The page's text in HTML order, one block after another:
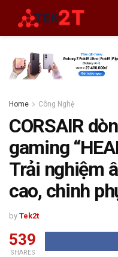
Home Công Nghệ
CORSAIR
gaming
Trải nghiệm
cao, chinh
by Tek2t
539
SHARES